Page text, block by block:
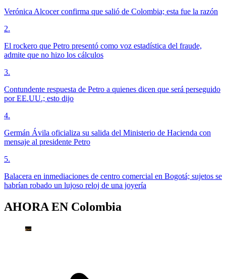
Verónica Alcocer confirma que salió de Colombia; esta fue la razón
2.
El rockero que Petro presentó como voz estadística del fraude,
admite que no hizo los cálculos
3.
Contundente respuesta de Petro a quienes dicen que será perseguido
por EE.UU.; esto dijo
4.
Germán Ávila oficializa su salida del Ministerio de Hacienda con
mensaje al presidente Petro
5.
Balacera en inmediaciones de centro comercial en Bogotá; sujetos se
habrían robado un lujoso reloj de una joyería
AHORA EN Colombia